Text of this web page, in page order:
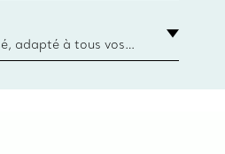
adapté à tous vos
& Co. Que ce soit